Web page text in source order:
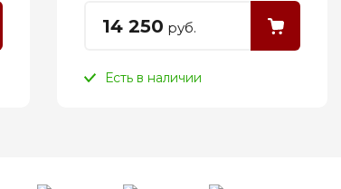
14 250 руб.
Есть в наличии